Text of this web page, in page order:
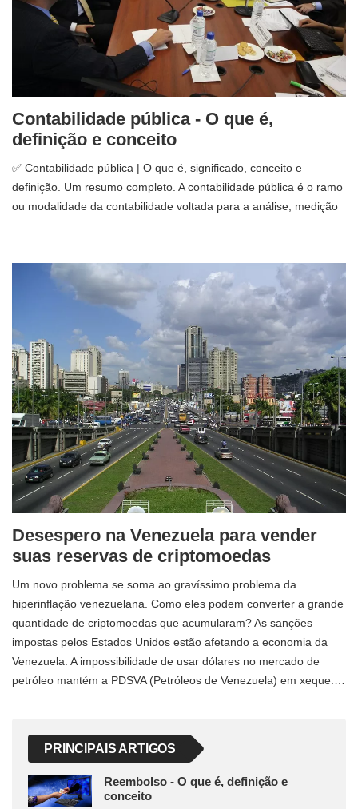
Contabilidade pública - O que é,
definição e conceito
✅ Contabilidade pública | O que é, significado, conceito e
definição. Um resumo completo. A contabilidade pública é o ramo
ou modalidade da contabilidade voltada para a análise, medição
Desespero na Venezuela para vender
suas reservas de criptomoedas
Um novo problema se soma ao gravíssimo problema da
hiperinflação venezuelana. Como eles podem converter a grande
quantidade de criptomoedas que acumularam? As sanções
impostas pelos Estados Unidos estão afetando a economia da
Venezuela. A impossibilidade de usar dólares no mercado de
petróleo mantém a PDSVA (Petróleos de Venezuela) em xeque.…
PRINCIPAIS ARTIGOS
Reembolso - O que é, definição e
conceito